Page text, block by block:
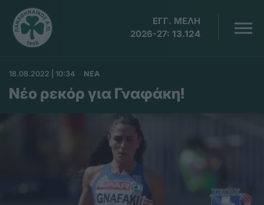
ΕΓΓ. ΜΕΛΗ
2026-27: 13.124
18.08.2022 | 10:34 ΝΕΑ
Νέο ρεκόρ για Γναφάκη!